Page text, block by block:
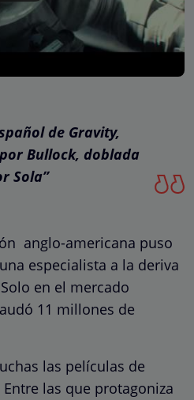
de Gravity,
Bullock, doblada
Sola”
anglo-americana puso
especialista a la deriva
en el mercado
11 millones de
las películas de
las que protagoniza